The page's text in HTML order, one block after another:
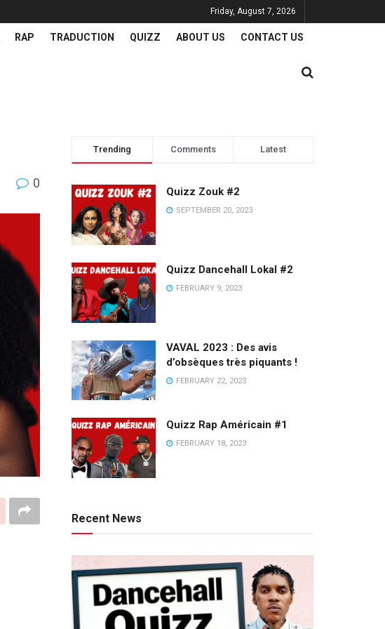
Friday, August 7, 2026
RAP TRADUCTION QUIZZ ABOUT US CONTACT US
0
Trending Comments Latest
Quizz Zouk #2
SEPTEMBER 20, 2023
Quizz Dancehall Lokal #2
FEBRUARY 9, 2023
VAVAL 2023 : Des avis
d’obsèques très piquants !
FEBRUARY 22, 2023
Quizz Rap Américain #1
FEBRUARY 18, 2023
Recent News